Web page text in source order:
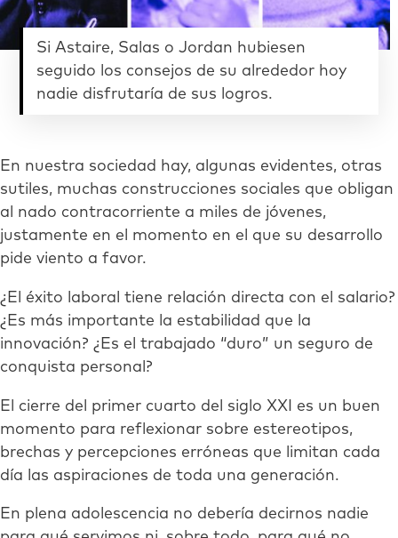
Si Astaire, Salas o Jordan hubiesen
seguido los consejos de su alrededor hoy
nadie disfrutaría de sus logros.
En nuestra sociedad hay, algunas evidentes, otras
sutiles, muchas construcciones sociales que obligan
al nado contracorriente a miles de jóvenes,
justamente en el momento en el que su desarrollo
pide viento a favor.
¿El éxito laboral tiene relación directa con el salario?
¿Es más importante la estabilidad que la
innovación? ¿Es el trabajado “duro” un seguro de
conquista personal?
El cierre del primer cuarto del siglo XXI es un buen
momento para reflexionar sobre estereotipos,
brechas y percepciones erróneas que limitan cada
día las aspiraciones de toda una generación.
En plena adolescencia no debería decirnos nadie